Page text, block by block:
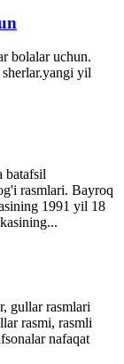
bolalar uchun.
yil
batafsil
rasmlari. Bayroq
1991 yil 18
gullar rasmlari
rasmi, rasmli
nafaqat